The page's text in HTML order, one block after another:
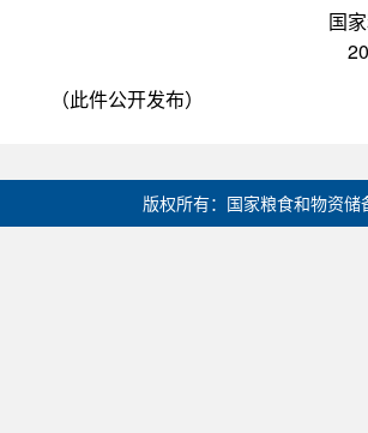
国
（此件公开发布）
版权所有：国家粮食和物资储